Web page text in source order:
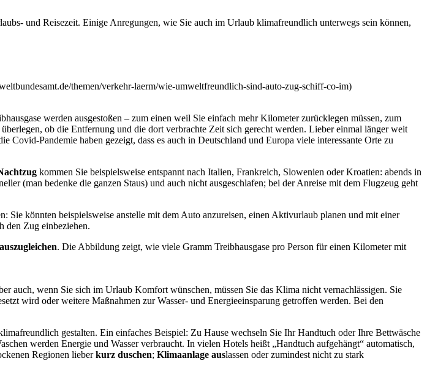
und Reisezeit. Einige Anregungen, wie Sie auch im Urlaub klimafreundlich unterwegs sein können,
themen/verkehr-laerm/wie-umweltfreundlich-sind-auto-zug-schiff-co-im)
werden ausgestoßen – zum einen weil Sie einfach mehr Kilometer zurücklegen müssen, zum
ob die Entfernung und die dort verbrachte Zeit sich gerecht werden. Lieber einmal länger weit
Pandemie haben gezeigt, dass es auch in Deutschland und Europa viele interessante Orte zu
kommen Sie beispielsweise entspannt nach Italien, Frankreich, Slowenien oder Kroatien: abends in
(man bedenke die ganzen Staus) und auch nicht ausgeschlafen; bei der Anreise mit dem Flugzeug geht
Sie könnten beispielsweise anstelle mit dem Auto anzureisen, einen Aktivurlaub planen und mit einer
den Zug einbeziehen.
auszugleichen. Die Abbildung zeigt, wie viele Gramm Treibhausgase pro Person für einen Kilometer mit
auch, wenn Sie sich im Urlaub Komfort wünschen, müssen Sie das Klima nicht vernachlässigen. Sie
wird oder weitere Maßnahmen zur Wasser- und Energieeinsparung getroffen werden. Bei den
gestalten. Ein einfaches Beispiel: Zu Hause wechseln Sie Ihr Handtuch oder Ihre Bettwäsche
werden Energie und Wasser verbraucht. In vielen Hotels heißt „Handtuch aufgehängt“ automatisch,
Regionen lieberkurz duschen; Klimaanlage auslassen oder zumindest nicht zu stark